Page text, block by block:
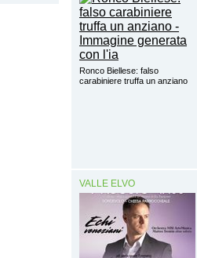
Ronco Biellese: falso
carabiniere truffa un anziano
VALLE ELVO